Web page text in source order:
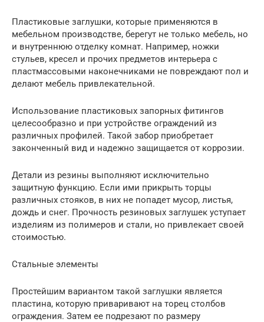
Пластиковые заглушки, которые применяются в
мебельном производстве, берегут не только мебель, но
и внутреннюю отделку комнат. Например, ножки
стульев, кресел и прочих предметов интерьера с
пластмассовыми наконечниками не повреждают пол и
делают мебель привлекательной.
Использование пластиковых запорных фитингов
целесообразно и при устройстве ограждений из
различных профилей. Такой забор приобретает
законченный вид и надежно защищается от коррозии.
Детали из резины выполняют исключительно
защитную функцию. Если ими прикрыть торцы
различных стояков, в них не попадет мусор, листья,
дождь и снег. Прочность резиновых заглушек уступает
изделиям из полимеров и стали, но привлекает своей
стоимостью.
Стальные элементы
Простейшим вариантом такой заглушки является
пластина, которую приваривают на торец столбов
ограждения. Затем ее подрезают по размеру